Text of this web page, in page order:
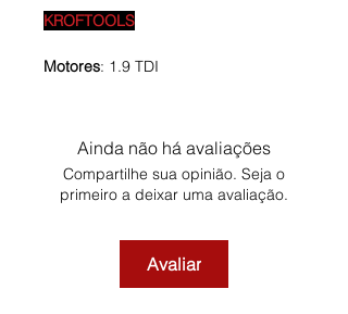
KROFTOOLS
Motores: 1.9 TDI
Ainda não há avaliações
Compartilhe sua opinião. Seja o
primeiro a deixar uma avaliação.
Avaliar